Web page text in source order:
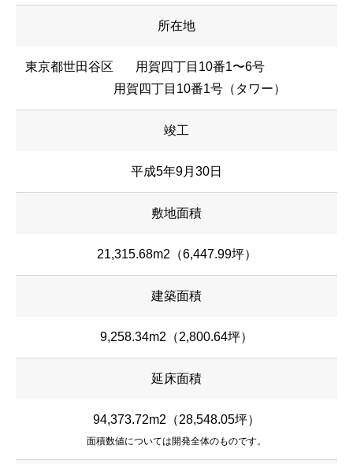
所在地
東京都世田谷区
用賀四丁目10番1〜6号
用賀四丁目10番1号（タワー）
竣工
平成5年9月30日
敷地面積
21,315.68m2（6,447.99坪）
建築面積
9,258.34m2（2,800.64坪）
延床面積
94,373.72m2（28,548.05坪）
面積数値については開発全体のものです。